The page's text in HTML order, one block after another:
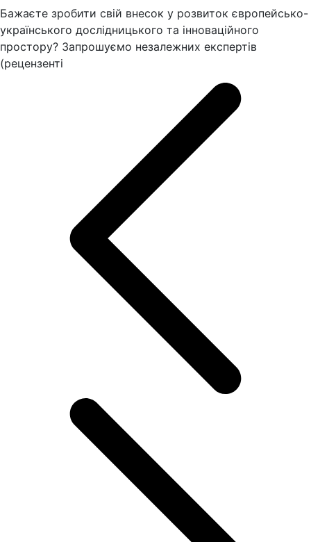
Бажаєте зробити свій внесок у розвиток європейсько-
українського дослідницького та інноваційного
простору? Запрошуємо незалежних експертів
(рецензенті